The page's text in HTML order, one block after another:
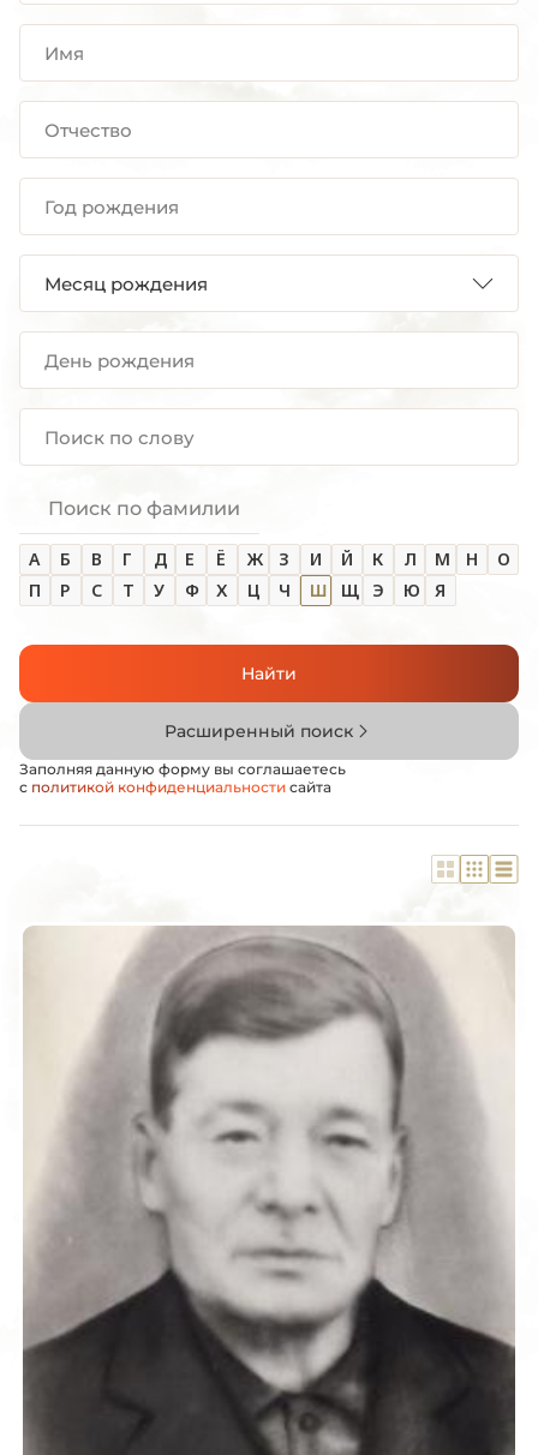
Поиск по фамилии
А Б В Г Д Е Ё Ж З И Й К Л М Н
О
П
Р С Т У Ф Х Ц Ч Ш Щ Э Ю Я
Найти
Расширенный поиск
Заполняя данную форму вы соглашаетесь
с политикой конфиденциальности сайта